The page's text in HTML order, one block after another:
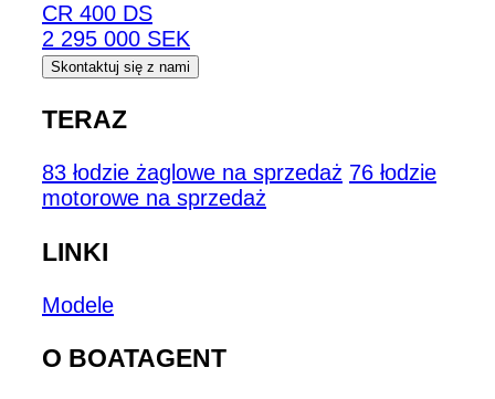
CR 400 DS
2 295 000 SEK
Skontaktuj się z nami
TERAZ
83 łodzie żaglowe na sprzedaż 76 łodzie
motorowe na sprzedaż
LINKI
Modele
O BOATAGENT